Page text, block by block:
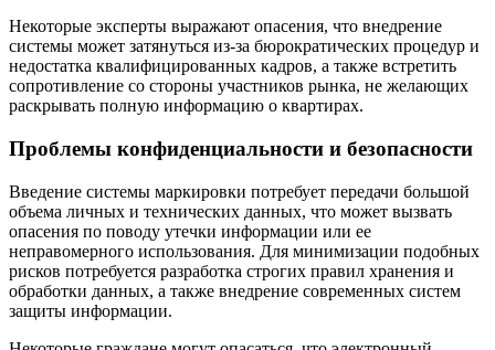
Некоторые эксперты выражают опасения, что внедрение
системы может затянуться из-за бюрократических процедур и
недостатка квалифицированных кадров, а также встретить
сопротивление со стороны участников рынка, не желающих
раскрывать полную информацию о квартирах.
Проблемы конфиденциальности и безопасности
Введение системы маркировки потребует передачи большой
объема личных и технических данных, что может вызвать
опасения по поводу утечки информации или ее
неправомерного использования. Для минимизации подобных
рисков потребуется разработка строгих правил хранения и
обработки данных, а также внедрение современных систем
защиты информации.